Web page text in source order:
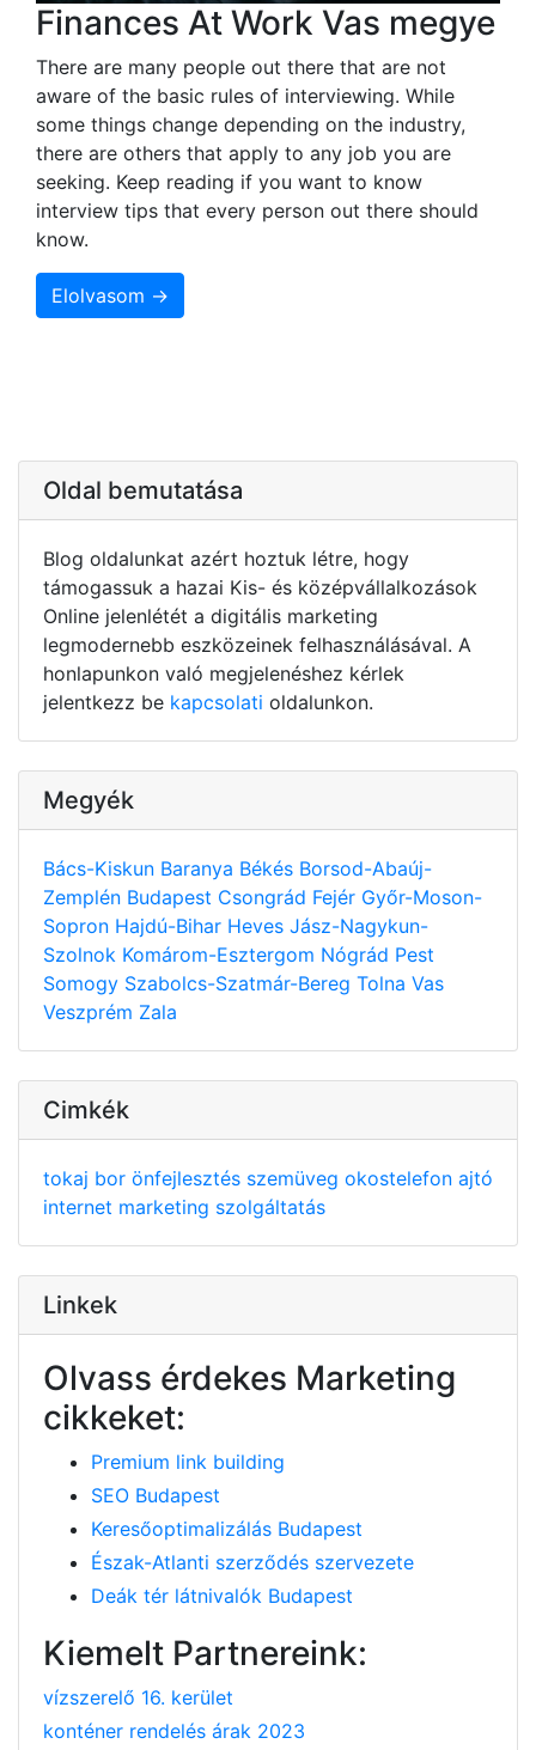
Finances At Work Vas megye
There are many people out there that are not
aware of the basic rules of interviewing. While
some things change depending on the industry,
there are others that apply to any job you are
seeking. Keep reading if you want to know
interview tips that every person out there should
know.
Elolvasom →
Oldal bemutatása
Blog oldalunkat azért hoztuk létre, hogy
támogassuk a hazai Kis- és középvállalkozások
Online jelenlétét a digitális marketing
legmodernebb eszközeinek felhasználásával. A
honlapunkon való megjelenéshez kérlek
jelentkezz be kapcsolati oldalunkon.
Megyék
Bács-Kiskun Baranya Békés Borsod-Abaúj-
Zemplén Budapest Csongrád Fejér Győr-Moson-
Sopron Hajdú-Bihar Heves Jász-Nagykun-
Szolnok Komárom-Esztergom Nógrád Pest
Somogy Szabolcs-Szatmár-Bereg Tolna Vas
Veszprém Zala
Cimkék
tokaj bor önfejlesztés szemüveg okostelefon ajtó
internet marketing szolgáltatás
Linkek
Olvass érdekes Marketing
cikkeket:
Premium link building
SEO Budapest
Keresőoptimalizálás Budapest
Észak-Atlanti szerződés szervezete
Deák tér látnivalók Budapest
Kiemelt Partnereink:
vízszerelő 16. kerület
konténer rendelés árak 2023